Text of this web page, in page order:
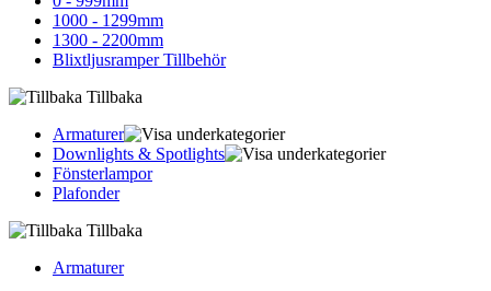
1000 - 1299mm
1300 - 2200mm
Blixtljusramper Tillbehör
Tillbaka
Armaturer
Downlights & Spotlights
Fönsterlampor
Plafonder
Tillbaka
Armaturer